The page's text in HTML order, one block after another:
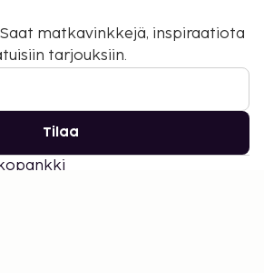
matkavinkkejä, inspiraatiota
tarjouksiin.
Tilaa